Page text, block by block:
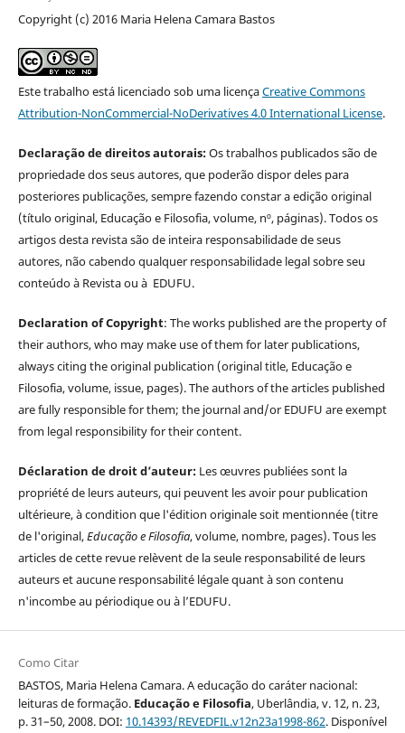
Copyright (c) 2016 Maria Helena Camara Bastos
Este trabalho está licenciado sob uma licençaCreative Commons
Attribution-NonCommercial-NoDerivatives 4.0 International License.
Declaração de direitos autorais:Os trabalhos publicados são de
propriedade dos seus autores, que poderão dispor deles para
posteriores publicações, sempre fazendo constar a edição original
(título original, Educação e Filosofia, volume, nº, páginas). Todos os
artigos desta revista são de inteira responsabilidade de seus
autores, não cabendo qualquer responsabilidade legal sobre seu
conteúdo à Revista ou à EDUFU.
Declaration of Copyright: The works published are the property of
their authors, who may make use of them for later publications,
always citing the original publication (original title, Educação e
Filosofia, volume, issue, pages). The authors of the articles published
are fully responsible for them; the journal and/or EDUFU are exempt
from legal responsibility for their content.
Déclaration de droit d’auteur: Les œuvres publiées sont la
propriété de leurs auteurs, qui peuvent les avoir pour publication
ultérieure, à condition que l'édition originale soit mentionnée (titre
de l'original,Educação e Filosofia, volume, nombre, pages). Tous les
articles de cette revue relèvent de la seule responsabilité de leurs
auteurs et aucune responsabilité légale quant à son contenu
n'incombe au périodique ou à l’EDUFU.
Como Citar
BASTOS, Maria Helena Camara. A educação do caráter nacional:
leituras de formação. Educação e Filosofia, Uberlândia, v. 12, n. 23,
p. 31–50, 2008. DOI: 10.14393/REVEDFIL.v12n23a1998-862. Disponível